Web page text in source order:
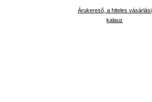
Árukereső, a hiteles vásárlási
kalauz